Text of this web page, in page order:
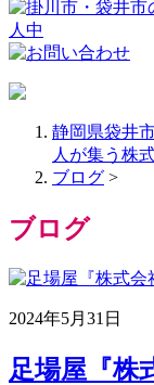
静岡県袋井
人が集う株
ブログ >
ブログ
2024年5月31日
足場屋『株